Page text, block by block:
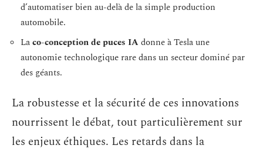
d’automatiser bien au-delà de la simple production
automobile.
Laco-conception de puces IA donne à Tesla une
autonomie technologique rare dans un secteur dominé par
des géants.
La robustesse et la sécurité de ces innovations
nourrissent le débat, tout particulièrement sur
les enjeux éthiques. Les retards dans la